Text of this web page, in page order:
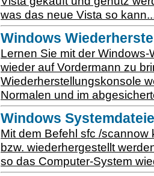
was das neue Vista so
Windows
Lernen Sie mit der
wieder auf Vordermann zu
Wiederherstellungskonsole
Normalen und im
Windows
Mit dem Befehl sfc /
bzw. wiederhergestellt
so das Computer-System